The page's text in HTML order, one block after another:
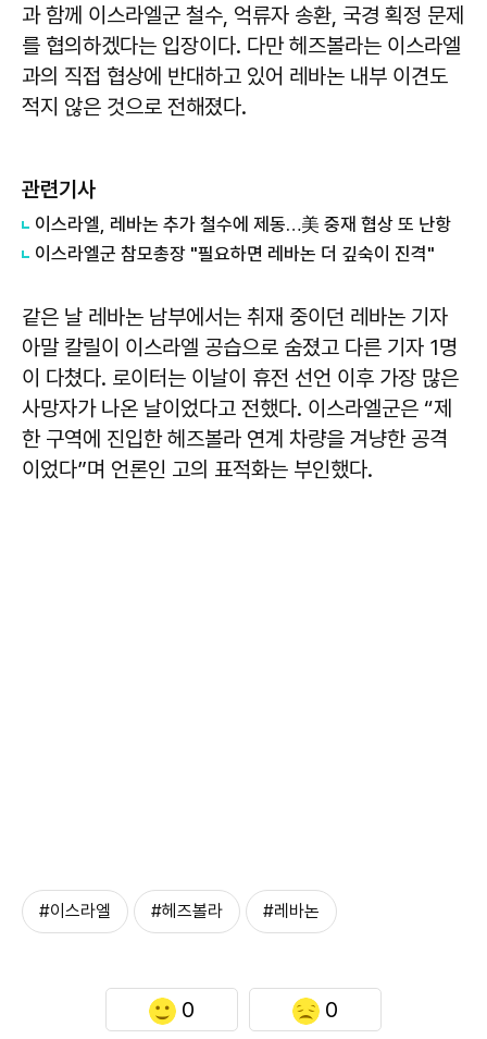
과 함께 이스라엘군 철수, 억류자 송환, 국경 획정 문제
를 협의하겠다는 입장이다. 다만 헤즈볼라는 이스라엘
과의 직접 협상에 반대하고 있어 레바논 내부 이견도
적지 않은 것으로 전해졌다.
관련기사
이스라엘, 레바논 추가 철수에 제동…美 중재 협상 또 난항
이스라엘군 참모총장 "필요하면 레바논 더 깊숙이 진격"
같은 날 레바논 남부에서는 취재 중이던 레바논 기자
아말 칼릴이 이스라엘 공습으로 숨졌고 다른 기자 1명
이 다쳤다. 로이터는 이날이 휴전 선언 이후 가장 많은
사망자가 나온 날이었다고 전했다. 이스라엘군은 “제
한 구역에 진입한 헤즈볼라 연계 차량을 겨냥한 공격
이었다”며 언론인 고의 표적화는 부인했다.
#이스라엘 #헤즈볼라 #레바논
0 0